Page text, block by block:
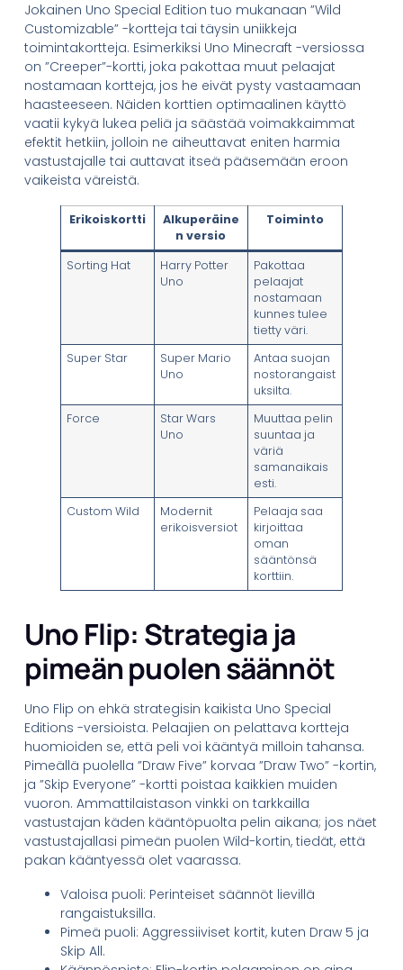
Jokainen Uno Special Edition tuo mukanaan ”Wild
Customizable” -kortteja tai täysin uniikkeja
toimintakortteja. Esimerkiksi Uno Minecraft -versiossa
on ”Creeper”-kortti, joka pakottaa muut pelaajat
nostamaan kortteja, jos he eivät pysty vastaamaan
haasteeseen. Näiden korttien optimaalinen käyttö
vaatii kykyä lukea peliä ja säästää voimakkaimmat
efektit hetkiin, jolloin ne aiheuttavat eniten harmia
vastustajalle tai auttavat itseä pääsemään eroon
vaikeista väreistä.
Erikoiskortti
Alkuperäine
n versio
Toiminto
Sorting Hat
Harry Potter
Uno
Pakottaa
pelaajat
nostamaan
kunnes tulee
tietty väri.
Super Star
Super Mario
Uno
Antaa suojan
nostorangaist
uksilta.
Force
Star Wars
Uno
Muuttaa pelin
suuntaa ja
väriä
samanaikais
esti.
Custom Wild
Modernit
erikoisversiot
Pelaaja saa
kirjoittaa
oman
sääntönsä
korttiin.
Uno Flip: Strategia ja
pimeän puolen säännöt
Uno Flip on ehkä strategisin kaikista Uno Special
Editions -versioista. Pelaajien on pelattava kortteja
huomioiden se, että peli voi kääntyä milloin tahansa.
Pimeällä puolella ”Draw Five” korvaa ”Draw Two” -kortin,
ja ”Skip Everyone” -kortti poistaa kaikkien muiden
vuoron. Ammattilaistason vinkki on tarkkailla
vastustajan käden kääntöpuolta pelin aikana; jos näet
vastustajallasi pimeän puolen Wild-kortin, tiedät, että
pakan kääntyessä olet vaarassa.
Valoisa puoli: Perinteiset säännöt lievillä
rangaistuksilla.
Pimeä puoli: Aggressiiviset kortit, kuten Draw 5 ja
Skip All.